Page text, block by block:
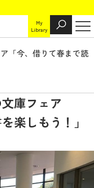
My
Library
「今、借りて春まで読
庫フェア
楽しもう！」